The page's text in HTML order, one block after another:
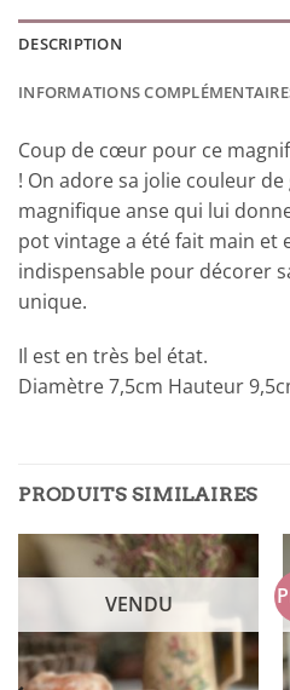
DESCRIPTION
INFORMATIONS
Coup de cœur pour ce
! On adore sa jolie couleur
magnifique anse qui lui
pot vintage a été fait main et
indispensable pour décorer
unique.
Il est en très bel état.
Diamètre 7,5cm Hauteur
PRODUITS SIMILAIRES
VENDU